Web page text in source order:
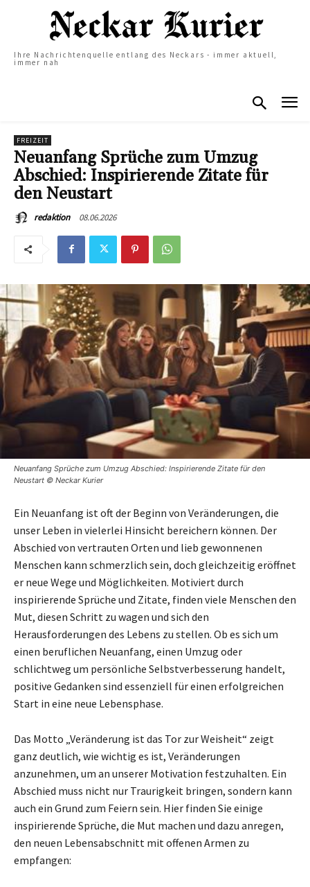
Ihre Nachrichtenquelle entlang des Neckars - immer aktuell,
immer nah
FREIZEIT
Neuanfang Sprüche zum Umzug
Abschied: Inspirierende Zitate für
den Neustart
redaktion 08.06.2026
Neuanfang Sprüche zum Umzug Abschied: Inspirierende Zitate für den
Neustart © Neckar Kurier
Ein Neuanfang ist oft der Beginn von Veränderungen, die
unser Leben in vielerlei Hinsicht bereichern können. Der
Abschied von vertrauten Orten und lieb gewonnenen
Menschen kann schmerzlich sein, doch gleichzeitig eröffnet
er neue Wege und Möglichkeiten. Motiviert durch
inspirierende Sprüche und Zitate, finden viele Menschen den
Mut, diesen Schritt zu wagen und sich den
Herausforderungen des Lebens zu stellen. Ob es sich um
einen beruflichen Neuanfang, einen Umzug oder
schlichtweg um persönliche Selbstverbesserung handelt,
positive Gedanken sind essenziell für einen erfolgreichen
Start in eine neue Lebensphase.
Das Motto „Veränderung ist das Tor zur Weisheit“ zeigt
ganz deutlich, wie wichtig es ist, Veränderungen
anzunehmen, um an unserer Motivation festzuhalten. Ein
Abschied muss nicht nur Traurigkeit bringen, sondern kann
auch ein Grund zum Feiern sein. Hier finden Sie einige
inspirierende Sprüche, die Mut machen und dazu anregen,
den neuen Lebensabschnitt mit offenen Armen zu
empfangen: